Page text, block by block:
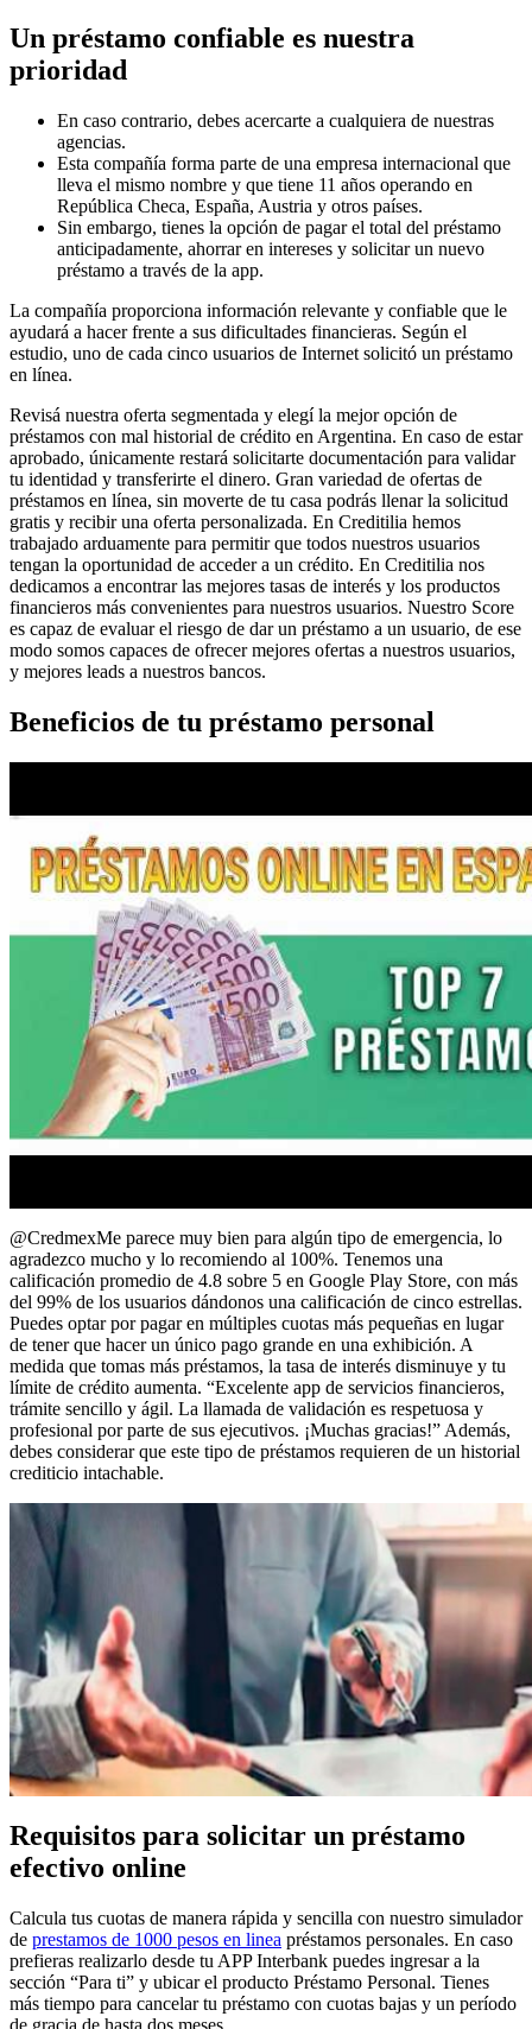
Un préstamo confiable es nuestra
prioridad
En caso contrario, debes acercarte a cualquiera de nuestras
agencias.
Esta compañía forma parte de una empresa internacional que
lleva el mismo nombre y que tiene 11 años operando en
República Checa, España, Austria y otros países.
Sin embargo, tienes la opción de pagar el total del préstamo
anticipadamente, ahorrar en intereses y solicitar un nuevo
préstamo a través de la app.
La compañía proporciona información relevante y confiable que le
ayudará a hacer frente a sus dificultades financieras. Según el
estudio, uno de cada cinco usuarios de Internet solicitó un préstamo
en línea.
Revisá nuestra oferta segmentada y elegí la mejor opción de
préstamos con mal historial de crédito en Argentina. En caso de estar
aprobado, únicamente restará solicitarte documentación para validar
tu identidad y transferirte el dinero. Gran variedad de ofertas de
préstamos en línea, sin moverte de tu casa podrás llenar la solicitud
gratis y recibir una oferta personalizada. En Creditilia hemos
trabajado arduamente para permitir que todos nuestros usuarios
tengan la oportunidad de acceder a un crédito. En Creditilia nos
dedicamos a encontrar las mejores tasas de interés y los productos
financieros más convenientes para nuestros usuarios. Nuestro Score
es capaz de evaluar el riesgo de dar un préstamo a un usuario, de ese
modo somos capaces de ofrecer mejores ofertas a nuestros usuarios,
y mejores leads a nuestros bancos.
Beneficios de tu préstamo personal
@CredmexMe parece muy bien para algún tipo de emergencia, lo
agradezco mucho y lo recomiendo al 100%. Tenemos una
calificación promedio de 4.8 sobre 5 en Google Play Store, con más
del 99% de los usuarios dándonos una calificación de cinco estrellas.
Puedes optar por pagar en múltiples cuotas más pequeñas en lugar
de tener que hacer un único pago grande en una exhibición. A
medida que tomas más préstamos, la tasa de interés disminuye y tu
límite de crédito aumenta. “Excelente app de servicios financieros,
trámite sencillo y ágil. La llamada de validación es respetuosa y
profesional por parte de sus ejecutivos. ¡Muchas gracias!” Además,
debes considerar que este tipo de préstamos requieren de un historial
crediticio intachable.
Requisitos para solicitar un préstamo
efectivo online
Calcula tus cuotas de manera rápida y sencilla con nuestro simulador
de prestamos de 1000 pesos en linea préstamos personales. En caso
prefieras realizarlo desde tu APP Interbank puedes ingresar a la
sección “Para ti” y ubicar el producto Préstamo Personal. Tienes
más tiempo para cancelar tu préstamo con cuotas bajas y un período
de gracia de hasta dos meses.